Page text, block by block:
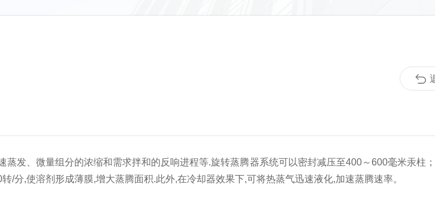
发、微量组分的浓缩和需求拌和的反响进程等.旋转蒸腾器系统可以密封减压至400～600毫米汞柱
分,使溶剂形成薄膜,增大蒸腾面积.此外,在冷却器效果下,可将热蒸气迅速液化,加速蒸腾速率。